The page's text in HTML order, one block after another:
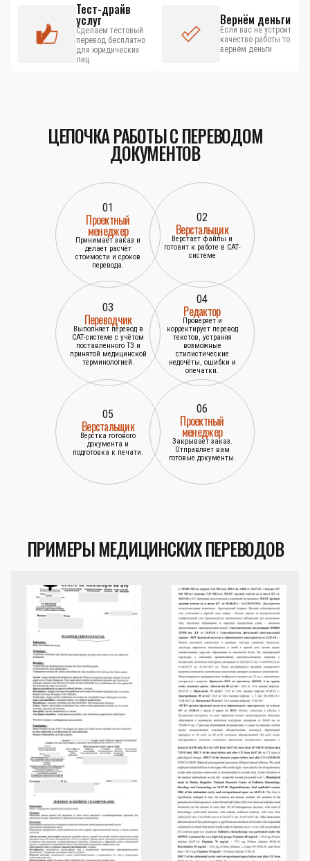
Тест-драйв
услуг
Сделаем тестовый
перевод бесплатно
для юридических
лиц
Вернём деньги
Если вас не устроит
качество работы то
вернём деньги
ЦЕПОЧКА РАБОТЫ С ПЕРЕВОДОМ
ДОКУМЕНТОВ
01
Проектный
менеджер
Принимает заказ и
делает расчёт
стоимости и сроков
перевода.
02
Верстальщик
Верстает файлы и
готовит к работе в САТ-
системе
03
Переводчик
Выполняет перевод в
САТ-системе с учётом
поставленного ТЗ и
принятой медицинской
терминологией.
04
Редактор
Проверяет и
корректирует перевод
текстов, устраняя
возможные
стилистические
недочёты, ошибки и
опечатки.
05
Верстальщик
Вёрстка готового
документа и
подготовка к печати.
06
Проектный
менеджер
Закрывает заказ.
Отправляет вам
готовые документы.
ПРИМЕРЫ МЕДИЦИНСКИХ ПЕРЕВОДОВ